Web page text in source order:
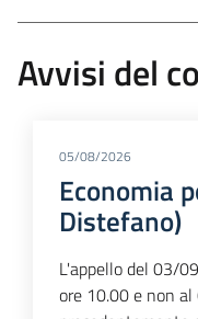
Avvisi del
05/08/2026
Economia
Distefano)
L'appello del 03/
ore 10.00 e non